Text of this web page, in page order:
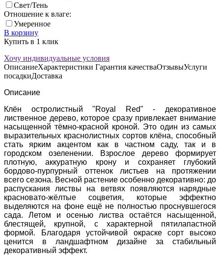
Свет/Тень
Отношение к влаге:
Умеренное
В корзину
Купить в 1 клик
Хочу индивидуальные условия
ОписаниеХарактеристики Гарантия качестваОтзывыУслуги
посадкиДоставка
Описание
Клён остролистный "Royal Red" - декоративное
лиственное дерево, которое сразу привлекает внимание
насыщенной тёмно-красной кроной. Это один из самых
выразительных краснолистных сортов клёна, способный
стать ярким акцентом как в частном саду, так и в
городском озеленении. Взрослое дерево формирует
плотную, аккуратную крону и сохраняет глубокий
бордово-пурпурный оттенок листьев на протяжении
всего сезона. Весной растение особенно декоративно: до
распускания листвы на ветвях появляются нарядные
красновато-жёлтые соцветия, которые эффектно
выделяются на фоне ещё не полностью проснувшегося
сада. Летом и осенью листва остаётся насыщенной,
блестящей, крупной, с характерной пятилапастной
формой. Благодаря устойчивой окраске сорт высоко
ценится в ландшафтном дизайне за стабильный
декоративный эффект.